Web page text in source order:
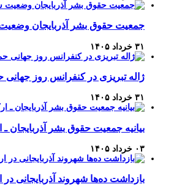
جمعیت حقوق بشر آذربایجان
۳۱ خرداد ۱۴۰۵
ژاله تبریزی در کنفرانس روز
۳۱ خرداد ۱۴۰۵
بیانیه جمعیت حقوق بشر
۰۳ خرداد ۱۴۰۵
بازداشت ده‌ها شهروند آذربایجانی در